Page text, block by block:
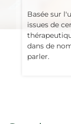
Basée sur
issues de
dans de
parler.